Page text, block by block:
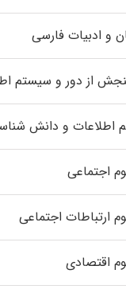
و ادبیات فارسی
از دور و سیستم
اطلاعات و دانش
اجتماعی
ارتباطات اجتماعی
اقتصادی